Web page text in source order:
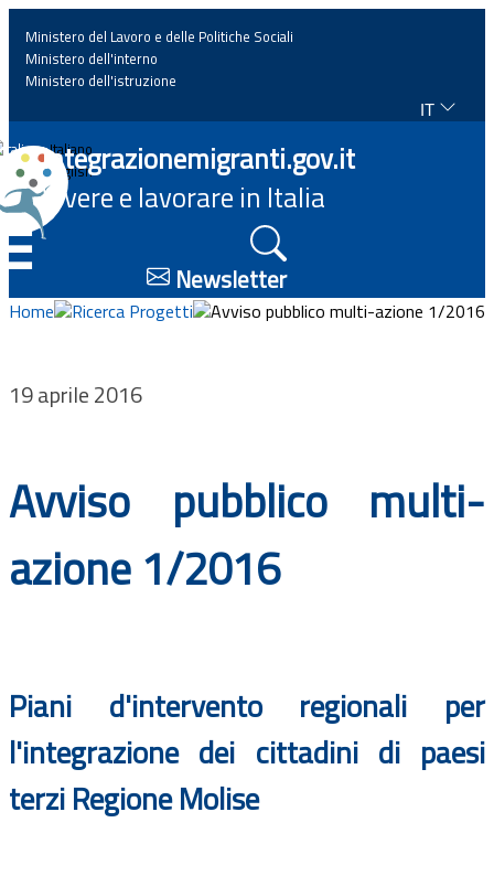
Home
News
Approfondimenti
Normativa
Documenti
Bandi
Ministero del Lavoro e delle Politiche Sociali
Ministero dell'interno
Ministero dell'istruzione
IT
Italiano
English
Integrazionemigranti.gov.it
Vivere e lavorare in Italia
Newsletter
Home Ricerca Progetti Avviso pubblico multi-azione 1/2016
19 aprile 2016
Avviso pubblico multi-
azione 1/2016
Piani d'intervento regionali per
l'integrazione dei cittadini di paesi
terzi Regione Molise